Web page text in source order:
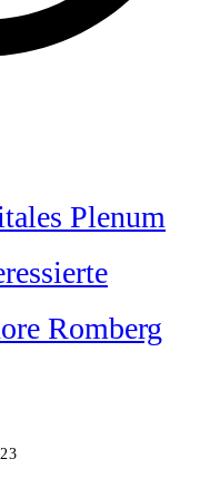
Plenum
Romberg